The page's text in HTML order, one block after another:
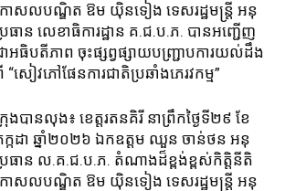
ោសលបណ្ឌិត​ ឱម​ យ៉ិនទៀង​ ទេសរដ្ឋមន្រ្តី​ អនុ
ធាន​ លេខាធិការ​ដ្ឋាន​ គ.ជ.ប.ភ​. បានអញ្ជើញ
ាអធិបតីភាព​ ចុះផ្សព្វផ្សាយ​បញ្ជ្រាប​ការ​យល់​ដឹង​
“សៀវភៅផែនការជាតិប្រឆាំងភេរវកម្ម”
ង​បាន​លុង​៖ ខេត្ត​រតនគិរី​ នាព្រឹកថ្ងៃទី២៩ ខែ
ក្កដា ឆ្នាំ២០២៦ ឯកឧត្តម​ ឈួន ចាន់ថន អនុ
រធាន ល.គ.ជ.ប.ភ. តំណាង​ដ៏ខ្ពង់ខ្ពស់​កិត្តិនីតិ
ោសលបណ្ឌិត​ ឱម​ យ៉ិនទៀង​ ទេសរដ្ឋមន្រ្តី​ អនុ